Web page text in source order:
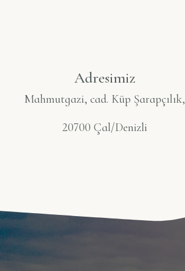
Adresimiz
Mahmutgazi, cad. Küp Şarapçılık,
20700 Çal/Denizli